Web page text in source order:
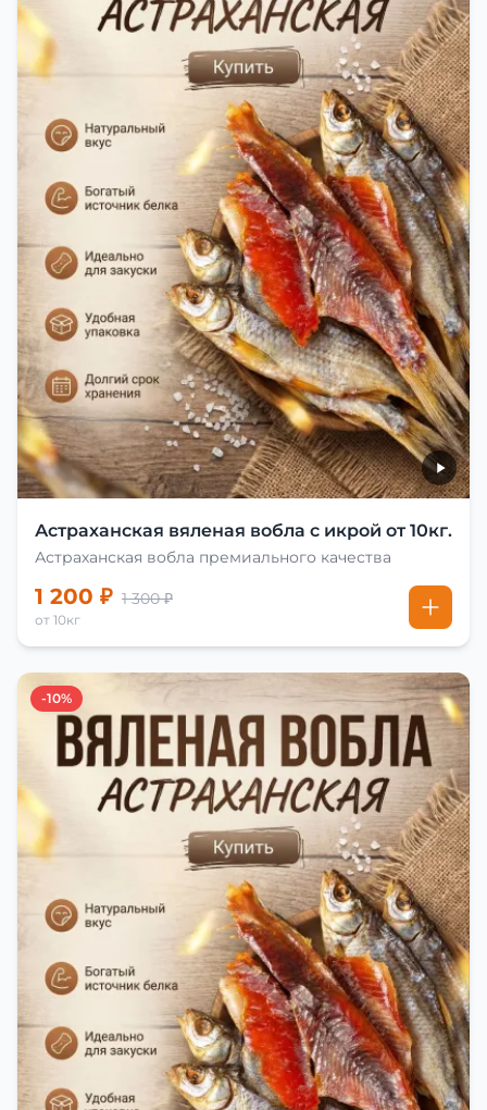
Астраханская вяленая вобла с икрой от 10кг.
Астраханская вобла премиального качества
1 200 ₽ 1 300 ₽
от 10кг
-10%